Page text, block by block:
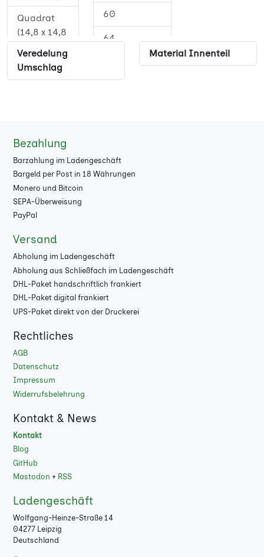
Quadrat
(14,8 x 14,8
Quadrat XL
60
64
84
100
104
108
144
Veredelung
Umschlag
Material Innenteil
Bezahlung
Barzahlung im Ladengeschäft
Bargeld per Post in 18 Währungen
Monero und Bitcoin
SEPA-Überweisung
PayPal
Versand
Abholung im Ladengeschäft
Abholung aus Schließfach im Ladengeschäft
DHL-Paket handschriftlich frankiert
DHL-Paket digital frankiert
UPS-Paket direkt von der Druckerei
Rechtliches
AGB
Datenschutz
Impressum
Widerrufsbelehrung
Kontakt & News
Kontakt
Blog
GitHub
Mastodon + RSS
Ladengeschäft
Wolfgang-Heinze-Straße 14
04277 Leipzig
Deutschland